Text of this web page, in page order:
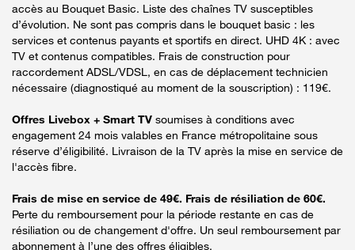
accès au Bouquet Basic. Liste des chaînes TV susceptibles
d’évolution. Ne sont pas compris dans le bouquet basic : les
services et contenus payants et sportifs en direct. UHD 4K : avec
TV et contenus compatibles. Frais de construction pour
raccordement ADSL/VDSL, en cas de déplacement technicien
nécessaire (diagnostiqué au moment de la souscription) : 119€.
Offres Livebox + Smart TV soumises à conditions avec
engagement 24 mois valables en France métropolitaine sous
réserve d’éligibilité. Livraison de la TV après la mise en service de
l'accès fibre.
Frais de mise en service de 49€. Frais de résiliation de 60€.
Perte du remboursement pour la période restante en cas de
résiliation ou de changement d'offre. Un seul remboursement par
abonnement à l’une des offres éligibles.